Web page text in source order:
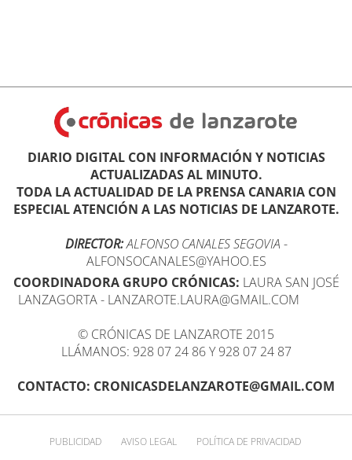
DIARIO DIGITAL CON INFORMACIÓN Y NOTICIAS
ACTUALIZADAS AL MINUTO.
TODA LA ACTUALIDAD DE LA PRENSA CANARIA CON
ESPECIAL ATENCIÓN A LAS NOTICIAS DE LANZAROTE.
DIRECTOR:ALFONSO CANALES SEGOVIA -
ALFONSOCANALES@YAHOO.ES
COORDINADORA GRUPO CRÓNICAS: LAURA SAN JOSÉ
LANZAGORTA - LANZAROTE.LAURA@GMAIL.COM
© CRÓNICAS DE LANZAROTE 2015
LLÁMANOS: 928 07 24 86 Y 928 07 24 87
CONTACTO: CRONICASDELANZAROTE@GMAIL.COM
PUBLICIDAD AVISO LEGAL POLÍTICA DE PRIVACIDAD